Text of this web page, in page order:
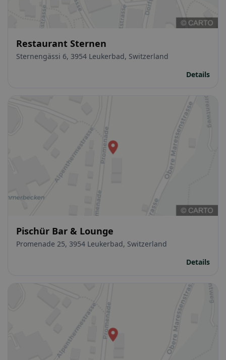
Restaurant Sternen
Sternengässi 6, 3954 Leukerbad, Switzerland
Details
Pischür Bar & Lounge
Promenade 25, 3954 Leukerbad, Switzerland
Details